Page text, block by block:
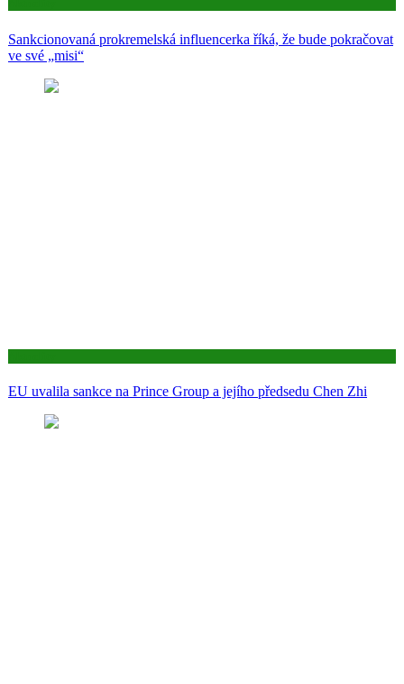
Sankcionovaná prokremelská influencerka říká, že bude pokračovat
ve své „misi“
EU uvalila sankce na Prince Group a jejího předsedu Chen Zhi